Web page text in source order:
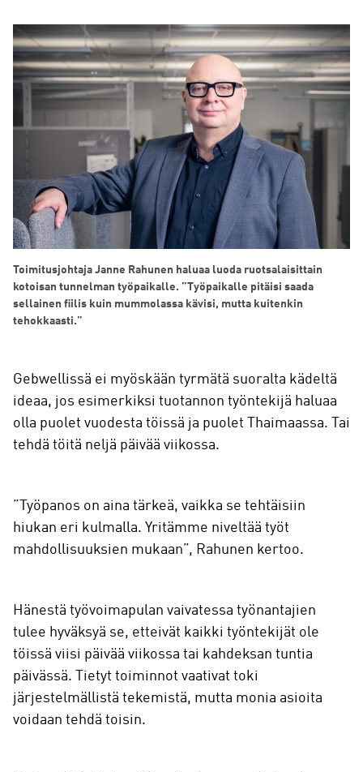
Toimitusjohtaja Janne Rahunen haluaa luoda ruotsalaisittain
kotoisan tunnelman työpaikalle. ”Työpaikalle pitäisi saada
sellainen fiilis kuin mummolassa kävisi, mutta kuitenkin
tehokkaasti.”
Gebwellissä ei myöskään tyrmätä suoralta kädeltä
ideaa, jos esimerkiksi tuotannon työntekijä haluaa
olla puolet vuodesta töissä ja puolet Thaimaassa. Tai
tehdä töitä neljä päivää viikossa.
”Työpanos on aina tärkeä, vaikka se tehtäisiin
hiukan eri kulmalla. Yritämme niveltää työt
mahdollisuuksien mukaan”, Rahunen kertoo.
Hänestä työvoimapulan vaivatessa työnantajien
tulee hyväksyä se, etteivät kaikki työntekijät ole
töissä viisi päivää viikossa tai kahdeksan tuntia
päivässä. Tietyt toiminnot vaativat toki
järjestelmällistä tekemistä, mutta monia asioita
voidaan tehdä toisin.